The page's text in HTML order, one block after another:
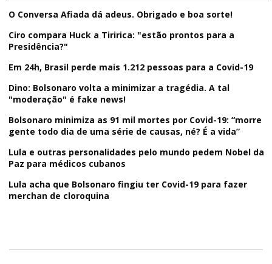
O Conversa Afiada dá adeus. Obrigado e boa sorte!
Ciro compara Huck a Tiririca: "estão prontos para a
Presidência?"
Em 24h, Brasil perde mais 1.212 pessoas para a Covid-19
Dino: Bolsonaro volta a minimizar a tragédia. A tal
"moderação" é fake news!
Bolsonaro minimiza as 91 mil mortes por Covid-19: “morre
gente todo dia de uma série de causas, né? É a vida”
Lula e outras personalidades pelo mundo pedem Nobel da
Paz para médicos cubanos
Lula acha que Bolsonaro fingiu ter Covid-19 para fazer
merchan de cloroquina